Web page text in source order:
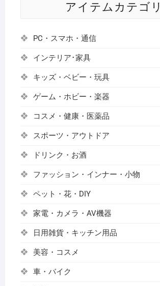
アイテムカテゴリ
PC・スマホ・通信
インテリア･家具
キッズ・ベビー・玩具
ゲーム・ホビー・楽器
コスメ・健康・医薬品
スポーツ・アウトドア
ドリンク・お酒
ファッション・インナー・小物
ペット・花・DIY
家電・カメラ・AV機器
日用雑貨・キッチン用品
美容・コスメ
車・バイク